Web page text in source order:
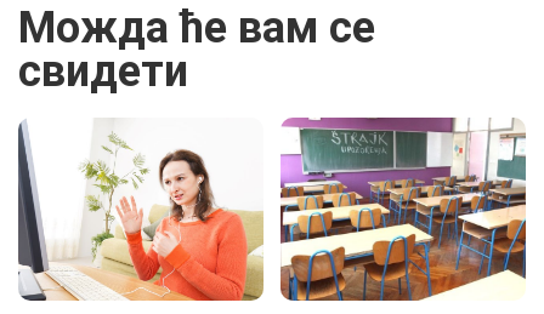
Можда ће вам се
свидети